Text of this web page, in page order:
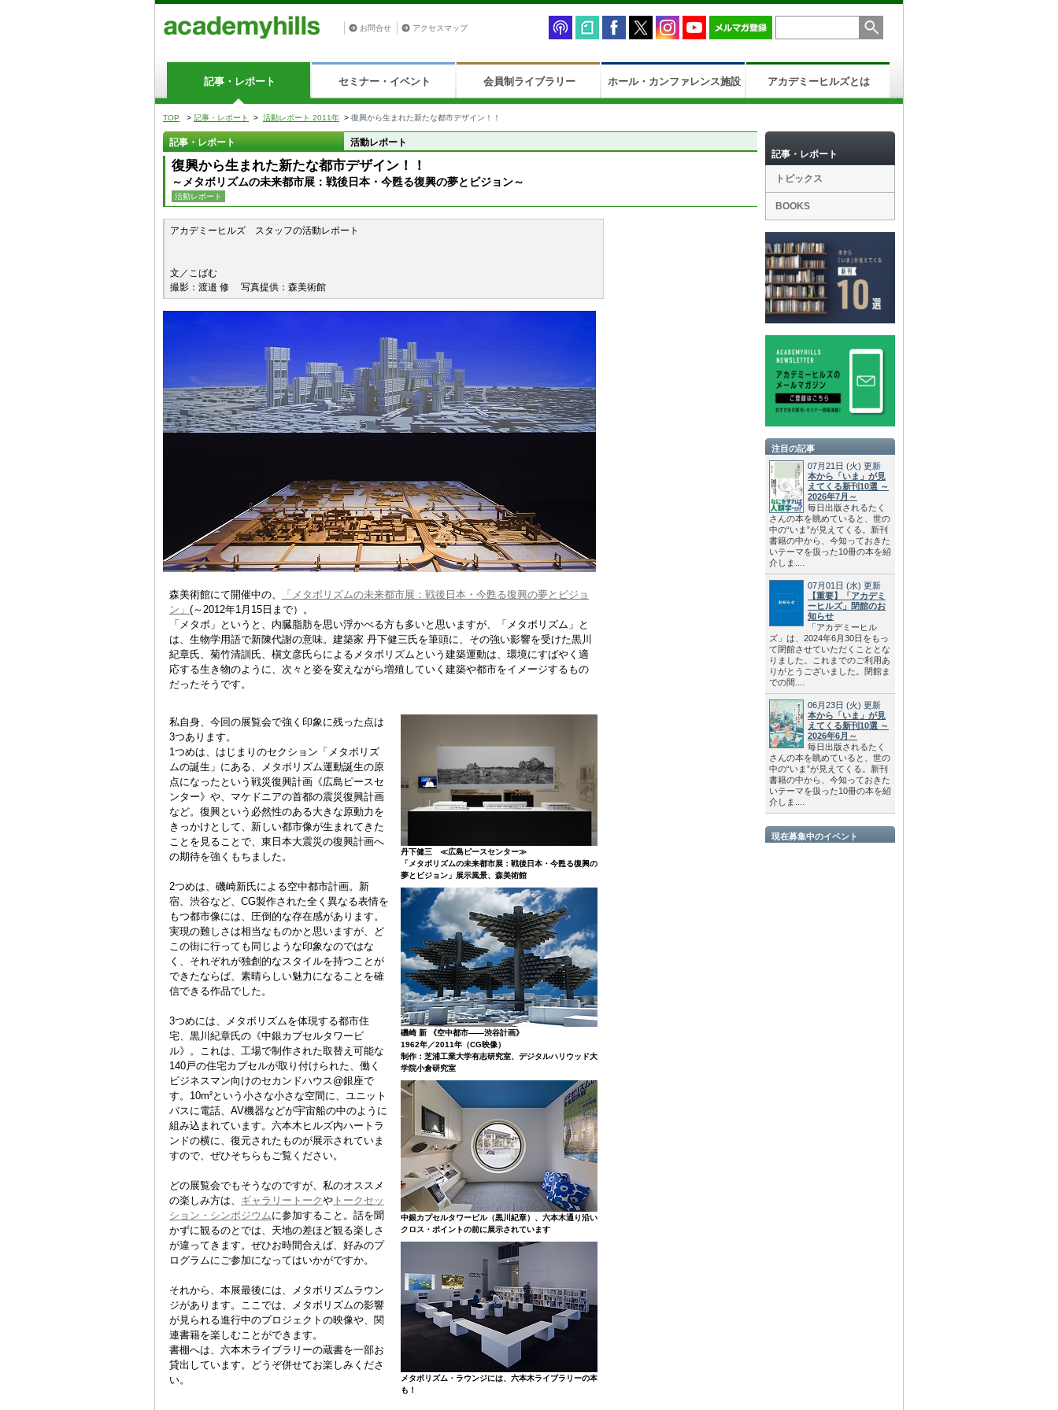
お問合せ アクセスマップ
記事・レポート セミナー・イベント 会員制ライブラリー ホール・カンファレンス施設 アカデミーヒルズとは
TOP > 記事・レポート > 活動レポート 2011年 > 復興から生まれた新たな都市デザイン！！
記事・レポート 活動レポート
復興から生まれた新たな都市デザイン！！
～メタボリズムの未来都市展：戦後日本・今甦る復興の夢とビジョン～
活動レポート
アカデミーヒルズ スタッフの活動レポート
文／こばむ
撮影：渡邉 修 写真提供：森美術館
森美術館にて開催中の、
「メタボリズムの未来都市展：戦後日本・今甦る復興の夢とビジョ
ン」 (～2012年1月15日まで）。
「メタボ」というと、内臓脂肪を思い浮かべる方も多いと思いますが、「メタボリズム」と
は、生物学用語で新陳代謝の意味。建築家 丹下健三氏を筆頭に、その強い影響を受けた黒川
紀章氏、菊竹清訓氏、槇文彦氏らによるメタボリズムという建築運動は、環境にすばやく適
応する生き物のように、次々と姿を変えながら増殖していく建築や都市をイメージするもの
だったそうです。
丹下健三 ≪広島ピースセンター≫
「メタボリズムの未来都市展：戦後日本・今甦る復興の
夢とビジョン」展示風景、森美術館
磯崎 新 《空中都市——渋谷計画》
1962年／2011年（CG映像）
制作：芝浦工業大学有志研究室、デジタルハリウッド大
学院小倉研究室
中銀カプセルタワービル（黒川紀章）、六本木通り沿い
クロス・ポイントの前に展示されています
メタボリズム・ラウンジには、六本木ライブラリーの本
も！
私自身、今回の展覧会で強く印象に残った点は
3つあります。
1つめは、はじまりのセクション「メタボリズ
ムの誕生」にある、メタボリズム運動誕生の原
点になったという戦災復興計画《広島ピースセ
ンター》や、マケドニアの首都の震災復興計画
など。復興という必然性のある大きな原動力を
きっかけとして、新しい都市像が生まれてきた
ことを見ることで、東日本大震災の復興計画へ
の期待を強くもちました。
2つめは、磯崎新氏による空中都市計画。新
宿、渋谷など、CG製作された全く異なる表情を
もつ都市像には、圧倒的な存在感があります。
実現の難しさは相当なものかと思いますが、ど
この街に行っても同じような印象なのではな
く、それぞれが独創的なスタイルを持つことが
できたならば、素晴らしい魅力になることを確
信できる作品でした。
3つめには、メタボリズムを体現する都市住
宅、黒川紀章氏の《中銀カプセルタワービ
ル》。これは、工場で制作された取替え可能な
140戸の住宅カプセルが取り付けられた、働く
ビジネスマン向けのセカンドハウス@銀座で
す。10m²という小さな小さな空間に、ユニット
バスに電話、AV機器などが宇宙船の中のように
組み込まれています。六本木ヒルズ内ハートラ
ンドの横に、復元されたものが展示されていま
すので、ぜひそちらもご覧ください。
どの展覧会でもそうなのですが、私のオススメ
の楽しみ方は、 ギャラリートークや トークセッ
ション・シンポジウムに参加すること。話を聞
かずに観るのとでは、天地の差ほど観る楽しさ
が違ってきます。ぜひお時間合えば、好みのプ
ログラムにご参加になってはいかがですか。
それから、本展最後には、メタボリズムラウン
ジがあります。ここでは、メタボリズムの影響
が見られる進行中のプロジェクトの映像や、関
連書籍を楽しむことができます。
書棚へは、六本木ライブラリーの蔵書を一部お
貸出しています。どうぞ併せてお楽しみくださ
い。
記事・レポート
トピックス
BOOKS
注目の記事
07月21日 (火) 更新
本から「いま」が見
えてくる新刊10選 ～
2026年7月～
毎日出版されるたく
さんの本を眺めていると、世の
中の“いま”が見えてくる。新刊
書籍の中から、今知っておきた
いテーマを扱った10冊の本を紹
介しま....
07月01日 (水) 更新
【重要】「アカデミ
ーヒルズ」閉館のお
知らせ
「アカデミーヒル
ズ」は、2024年6月30日をもっ
て閉館させていただくこととな
りました。これまでのご利用あ
りがとうございました。閉館ま
での間....
06月23日 (火) 更新
本から「いま」が見
えてくる新刊10選 ～
2026年6月～
毎日出版されるたく
さんの本を眺めていると、世の
中の“いま”が見えてくる。新刊
書籍の中から、今知っておきた
いテーマを扱った10冊の本を紹
介しま....
現在募集中のイベント